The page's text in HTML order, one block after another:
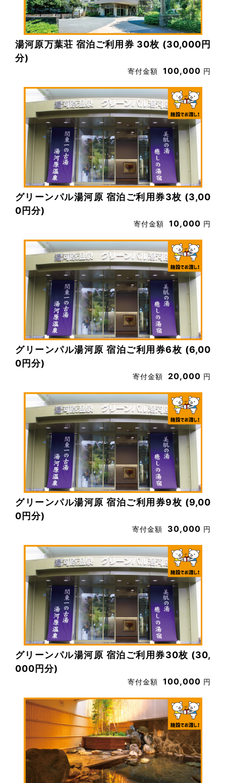
湯河原万葉荘 宿泊ご利用券 30枚 (30,000円
分)
寄付金額 100,000 円
グリーンパル湯河原 宿泊ご利用券3枚 (3,00
0円分)
寄付金額 10,000 円
グリーンパル湯河原 宿泊ご利用券6枚 (6,00
0円分)
寄付金額 20,000 円
グリーンパル湯河原 宿泊ご利用券9枚 (9,00
0円分)
寄付金額 30,000 円
グリーンパル湯河原 宿泊ご利用券30枚 (30,
000円分)
寄付金額 100,000 円